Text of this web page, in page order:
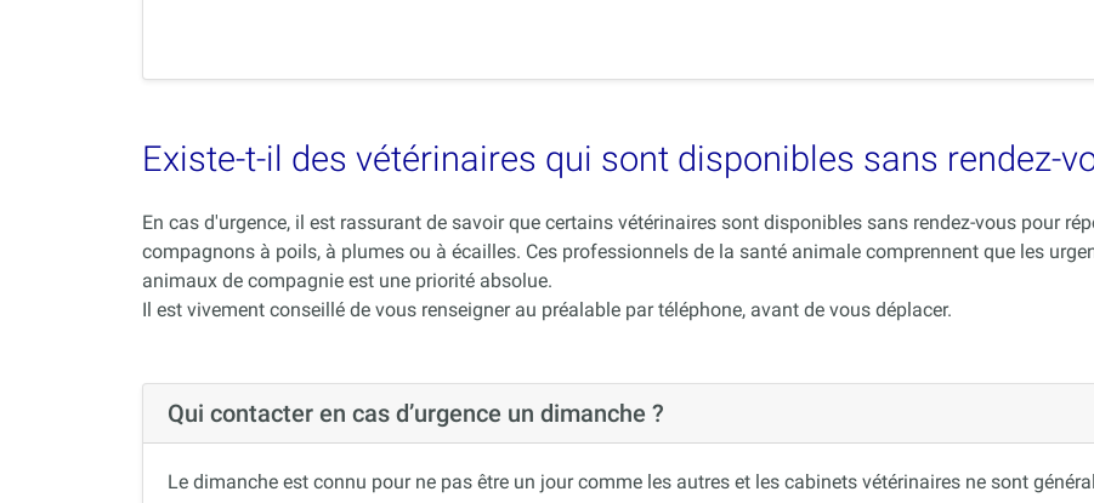
Existe-t-il des vétérinaires qui sont disponibles sans rendez-
En cas d'urgence, il est rassurant de savoir que certains vétérinaires sont disponibles sans rendez-vous pour
compagnons à poils, à plumes ou à écailles. Ces professionnels de la santé animale comprennent que les
animaux de compagnie est une priorité absolue.
Il est vivement conseillé de vous renseigner au préalable par téléphone, avant de vous déplacer.
Qui contacter en cas d’urgence un dimanche ?
Le dimanche est connu pour ne pas être un jour comme les autres et les cabinets vétérinaires ne sont